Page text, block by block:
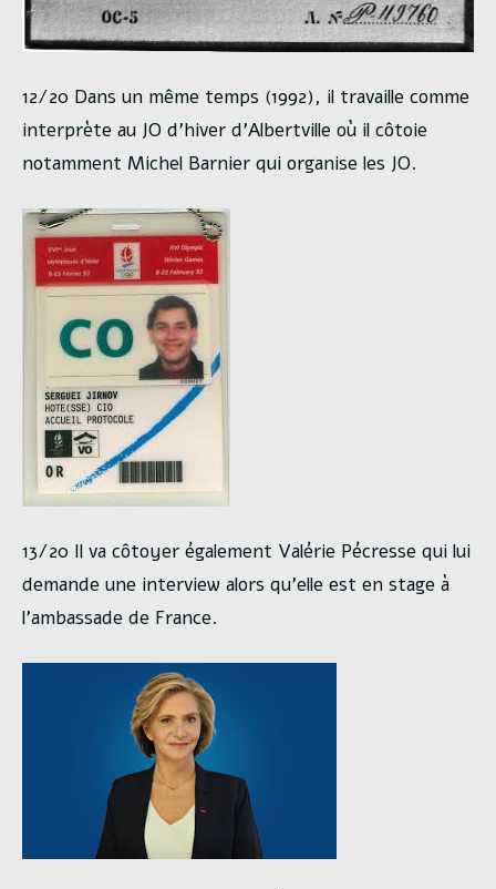
12/20 Dans un même temps (1992), il travaille comme
interprète au JO d’hiver d’Albertville où il côtoie
notamment Michel Barnier qui organise les JO.
13/20 Il va côtoyer également Valérie Pécresse qui lui
demande une interview alors qu’elle est en stage à
l’ambassade de France.